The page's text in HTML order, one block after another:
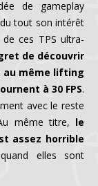
de gameplay
tout son intérêt
ces TPS ultra-
de découvrir
au même lifting
à 30 FPS.
avec le reste
même titre, le
assez horrible
elles sont